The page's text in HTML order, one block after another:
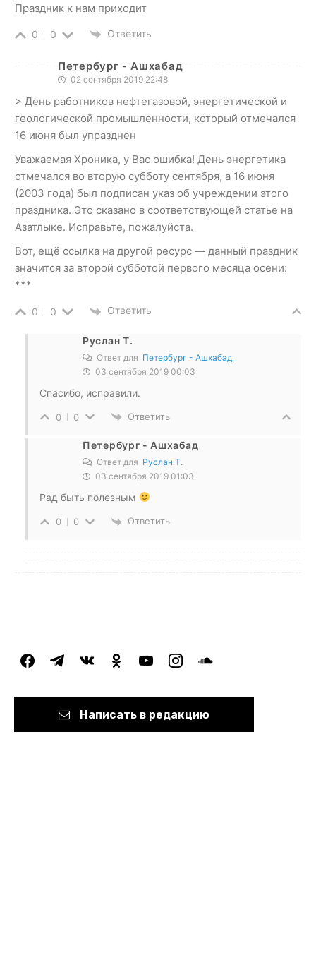
Праздник к нам приходит
0 0 Ответить
Петербург - Ашхабад
02 сентября 2019 22:48
> День работников нефтегазовой, энергетической и
геологической промышленности, который отмечался
16 июня был упразднен
Уважаемая Хроника, у Вас ошибка! День энергетика
отмечался во вторую субботу сентября, а 16 июня
(2003 года) был подписан указ об учреждении этого
праздника. Это сказано в соответствующей статье на
Азатлыке. Исправьте, пожалуйста.
Вот, ещё ссылка на другой ресурс — данный праздник
значится за второй субботой первого месяца осени:
***
0 0 Ответить
Руслан Т.
Ответ для Петербург - Ашхабад
03 сентября 2019 00:03
Спасибо, исправили.
0 0 Ответить
Петербург - Ашхабад
Ответ для Руслан Т.
03 сентября 2019 01:03
Рад быть полезным
0 0 Ответить
facebooktelegramvkontakteodnoklassniki
youtubeinstagramsoundcloud
Написать в редакцию